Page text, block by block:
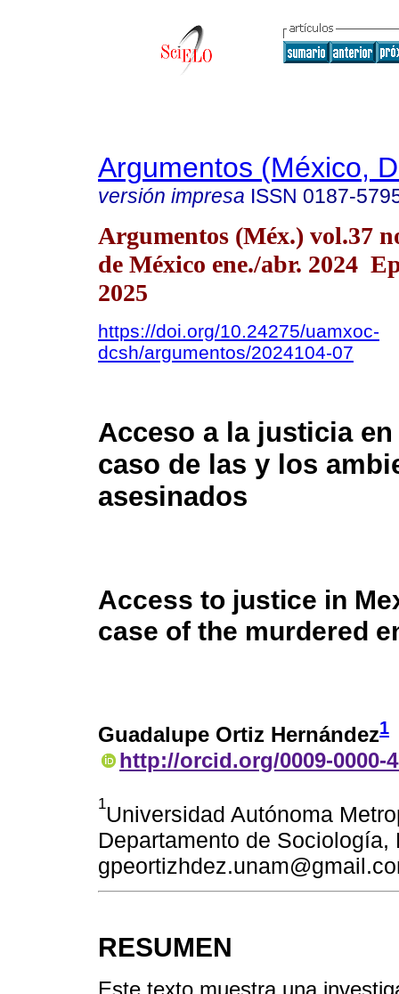
Argumentos (México,
versión impresa ISSN 0187-
Argumentos (Méx.) vol.37
de México ene./abr. 2024
2025
https://doi.org/10.24275/uamxoc-
dcsh/argumentos/2024104-07
Acceso a la justicia
caso de las y los
asesinados
Access to justice in
case of the murdered
Guadalupe Ortiz Hernández1
http://orcid.org/0009-0000-
1Universidad Autónoma
Departamento de Sociología,
RESUMEN
Este texto muestra una